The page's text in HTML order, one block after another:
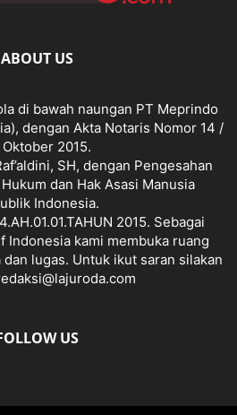
ABOUT US
di bawah naungan PT Meprindo
dengan Akta Notaris Nomor 14 /
2015.
SH, dengan Pengesahan
dan Hak Asasi Manusia
Indonesia.
2015. Sebagai
Indonesia kami membuka ruang
lugas. Untuk ikut saran silakan
US